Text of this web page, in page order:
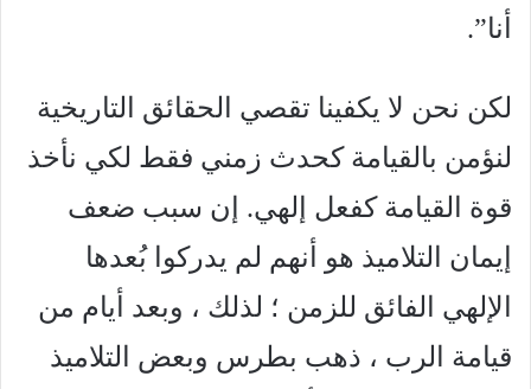
أنا”.
لكن نحن لا يكفينا تقصي الحقائق التاريخية
لنؤمن بالقيامة كحدث زمني فقط لكي نأخذ
قوة القيامة كفعل إلهي. إن سبب ضعف
إيمان التلاميذ هو أنهم لم يدركوا بُعدها
الإلهي الفائق للزمن ؛ لذلك ، وبعد أيام من
قيامة الرب ، ذهب بطرس وبعض التلاميذ